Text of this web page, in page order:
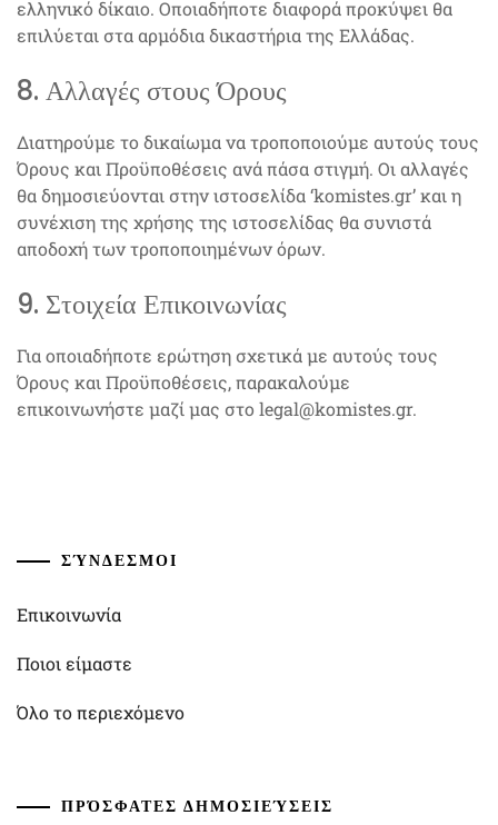
ελληνικό δίκαιο. Οποιαδήποτε διαφορά προκύψει θα
επιλύεται στα αρμόδια δικαστήρια της Ελλάδας.
8. Αλλαγές στους Όρους
Διατηρούμε το δικαίωμα να τροποποιούμε αυτούς τους
Όρους και Προϋποθέσεις ανά πάσα στιγμή. Οι αλλαγές
θα δημοσιεύονται στην ιστοσελίδα ‘komistes.gr’ και η
συνέχιση της χρήσης της ιστοσελίδας θα συνιστά
αποδοχή των τροποποιημένων όρων.
9. Στοιχεία Επικοινωνίας
Για οποιαδήποτε ερώτηση σχετικά με αυτούς τους
Όρους και Προϋποθέσεις, παρακαλούμε
επικοινωνήστε μαζί μας στο legal@komistes.gr.
ΣΎΝΔΕΣΜΟΙ
Επικοινωνία
Ποιοι είμαστε
Όλο το περιεχόμενο
ΠΡΌΣΦΑΤΕΣ ΔΗΜΟΣΙΕΎΣΕΙΣ